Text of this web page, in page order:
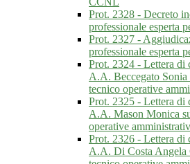
Prot. 2328 - Decreto
professionale esperta
Prot. 2327 -
professionale esperta
Prot. 2324 - Lettera di
A.A. Beccegato
tecnico operative
Prot. 2325 - Lettera di
A.A. Mason Monica
operative
Prot. 2326 - Lettera di
A.A. Di Costa Angela